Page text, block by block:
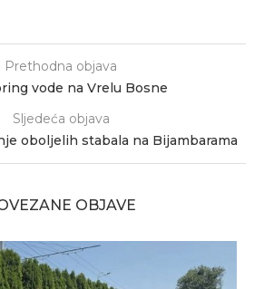
Prethodna objava
vode na Vrelu Bosne
Sljedeća objava
oboljelih stabala na Bijambarama
OBJAVE